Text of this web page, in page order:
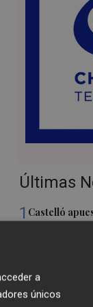
Últimas
1 Castelló
un referente
equipo de
2
El Villarreal
Gerard
Cardona y
a
únicos